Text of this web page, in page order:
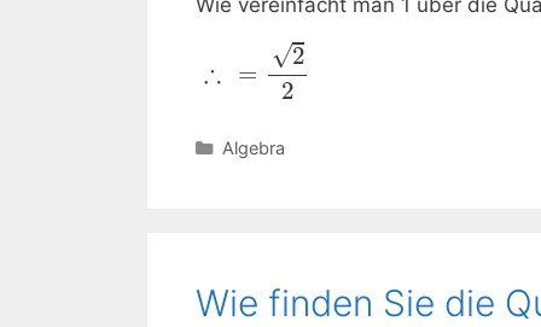
∴ =
√2
2
Kategorien
Algebra
Wie finden Sie die